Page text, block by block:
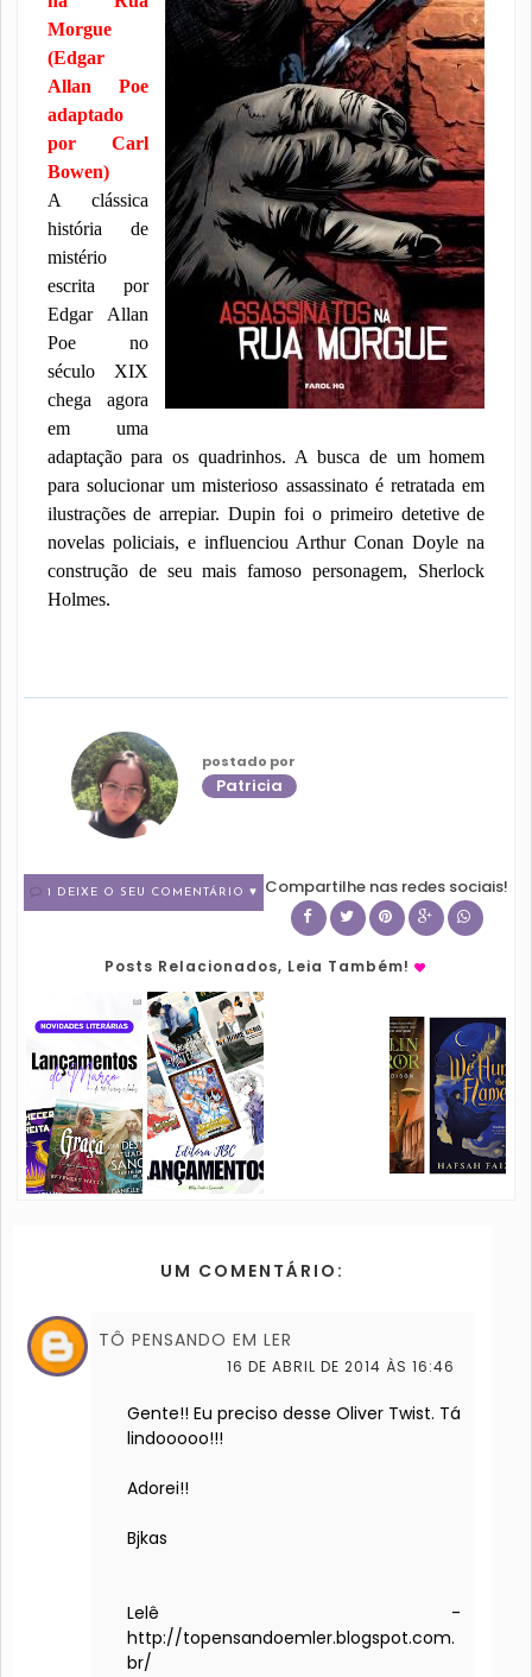
Morgue
(Edgar
Allan Poe
adaptado
por Carl
Bowen)
A clássica
história de
mistério
escrita por
Edgar Allan
Poe no
século XIX
chega agora
em uma
adaptação para os quadrinhos. A busca de um homem
para solucionar um misterioso assassinato é retratada em
ilustrações de arrepiar. Dupin foi o primeiro detetive de
novelas policiais, e influenciou Arthur Conan Doyle na
construção de seu mais famoso personagem, Sherlock
Holmes.
postado por
Patricia
1 DEIXE O SEU COMENTÁRIO ♥ Compartilhe nas redes sociais!
Posts Relacionados, Leia Também!
UM COMENTÁRIO:
TÔ PENSANDO EM LER
16 DE ABRIL DE 2014 ÀS 16:46
Gente!! Eu preciso desse Oliver Twist. Tá
lindooooo!!!
Adorei!!
Bjkas
Lelê -
http://topensandoemler.blogspot.com.
br/